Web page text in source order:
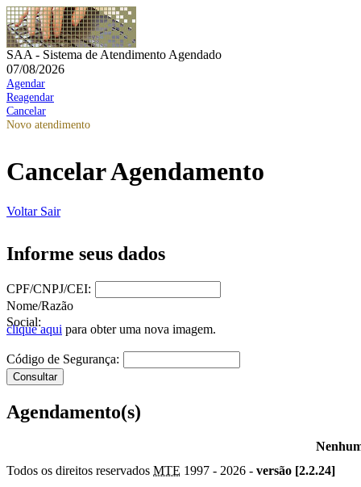
SAA - Sistema de Atendimento Agendado
07/08/2026
Agendar
Reagendar
Cancelar
Novo atendimento
Cancelar Agendamento
Voltar Sair
Informe seus dados
CPF/CNPJ/CEI:
Nome/Razão
Social:
clique aqui para obter uma nova imagem.
Código de Segurança:
Agendamento(s)
Todos os direitos reservados MTE 1997 - 2026 - versão [2.2.24]